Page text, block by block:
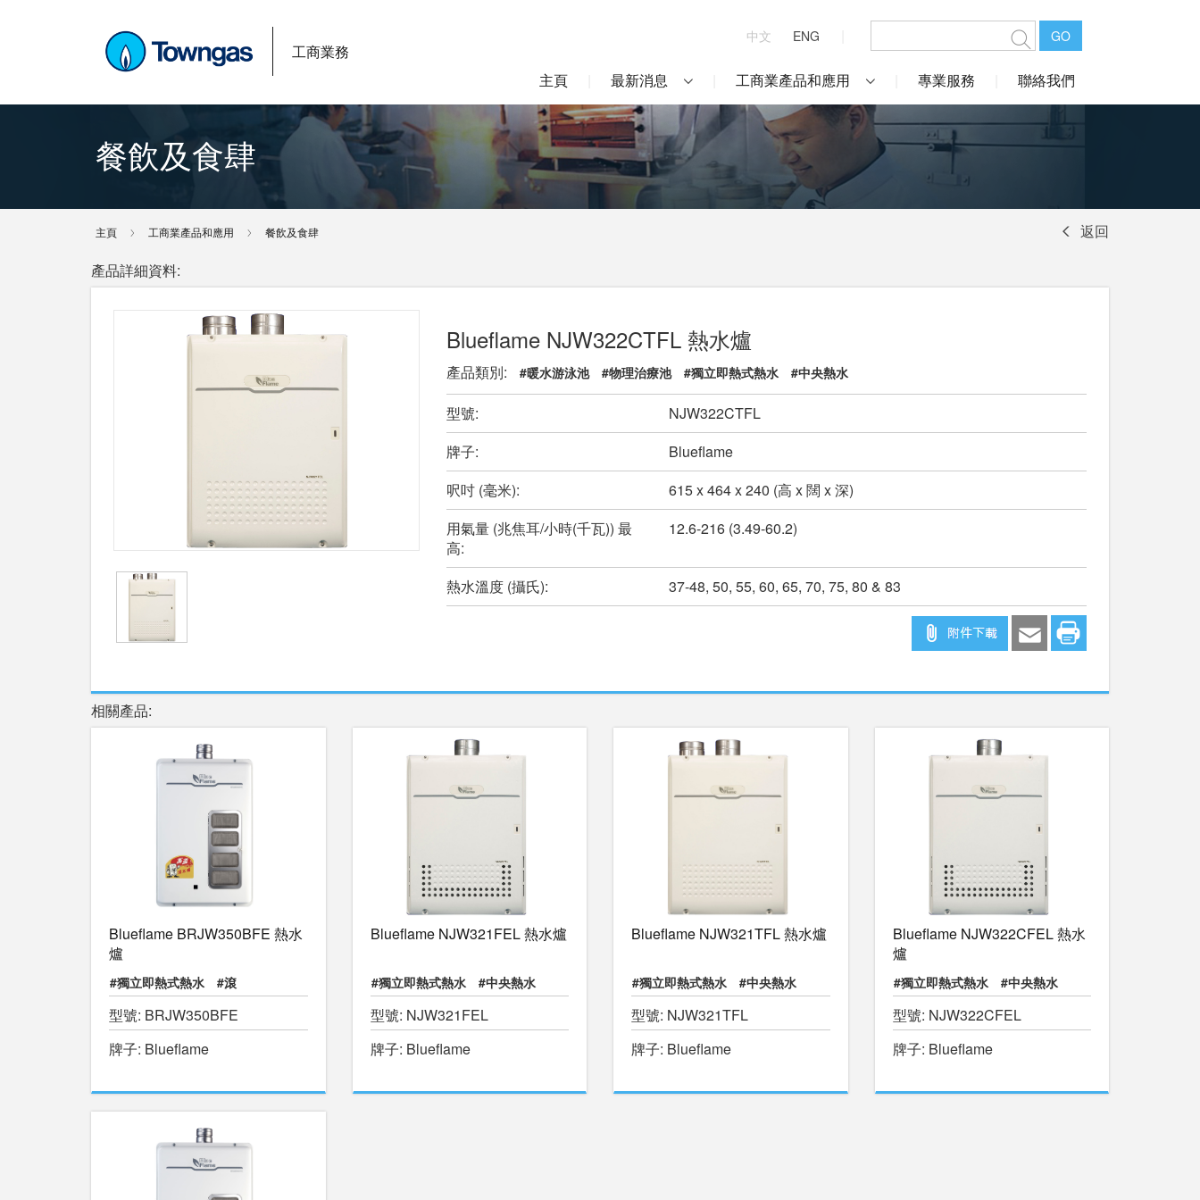
工商業務
中文 ENG GO
主頁 最新消息 工商業產品和應用 專業服務 聯絡我們
餐飲及食肆
主頁 工商業產品和應用 餐飲及食肆
返回
產品詳細資料:
Blueflame NJW322CTFL 熱水爐
產品類別: #暖水游泳池 #物理治療池 #獨立即熱式熱水 #中央熱水
型號:
NJW322CTFL
牌子:
Blueflame
呎吋 (毫米):
615 x 464 x 240 (高 x 闊 x 深)
用氣量 (兆焦耳/小時(千瓦)) 最
高:
12.6-216 (3.49-60.2)
熱水溫度 (攝氏): 37-48, 50, 55, 60, 65, 70, 75, 80 & 83
相關產品:
Blueflame BRJW350BFE 熱水
爐
#獨立即熱式熱水 #滾
型號: BRJW350BFE
牌子: Blueflame
Blueflame NJW321FEL 熱水爐
#獨立即熱式熱水
#中央熱水
#暖水游泳池
#物理治療池
型號: NJW321FEL
牌子: Blueflame
Blueflame NJW321TFL 熱水爐
#獨立即熱式熱水
#中央熱水
#暖水游泳池
#物理治療池
型號: NJW321TFL
牌子: Blueflame
Blueflame NJW322CFEL 熱水
爐
#獨立即熱式熱水
#中央熱水
#暖水游泳池
#物理治療池
型號: NJW322CFEL
牌子: Blueflame